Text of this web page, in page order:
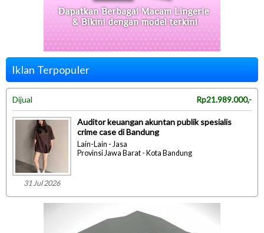
Iklan Terpopuler
Dijual Rp21.989.000,-
31 Jul 2026
Auditor keuangan akuntan publik spesialis
crime case di Bandung
Lain-Lain - Jasa
Provinsi Jawa Barat - Kota Bandung